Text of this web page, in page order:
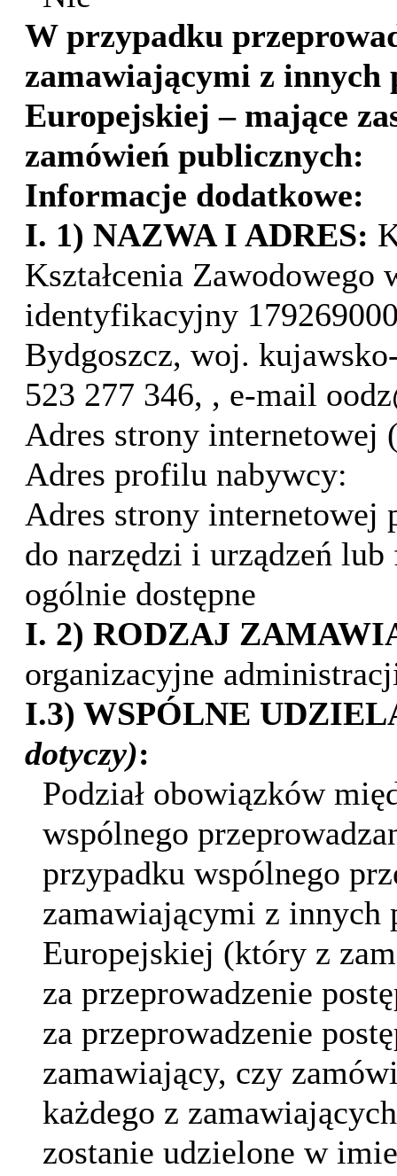
W przypadku
zamawiającymi z innych
Europejskiej – mające
zamówień publicznych:
Informacje dodatkowe:
I. 1) NAZWA I ADRES:
Kształcenia Zawodowego
identyfikacyjny
Bydgoszcz, woj.
523 277 346, , e-mail
Adres strony
Adres profilu nabywcy:
Adres strony internetowej
do narzędzi i urządzeń
ogólnie dostępne
I. 2) RODZAJ
organizacyjne
I.3) WSPÓLNE
dotyczy):
Podział obowiązków
wspólnego
przypadku wspólnego
zamawiającymi z innych
Europejskiej (który z
za przeprowadzenie
za przeprowadzenie
zamawiający, czy
każdego z
zostanie udzielone w